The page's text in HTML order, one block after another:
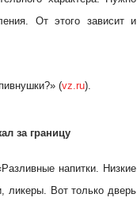
От этого зависит и
(vz.ru).
за границу
напитки. Низкие
ликеры. Вот только дверь